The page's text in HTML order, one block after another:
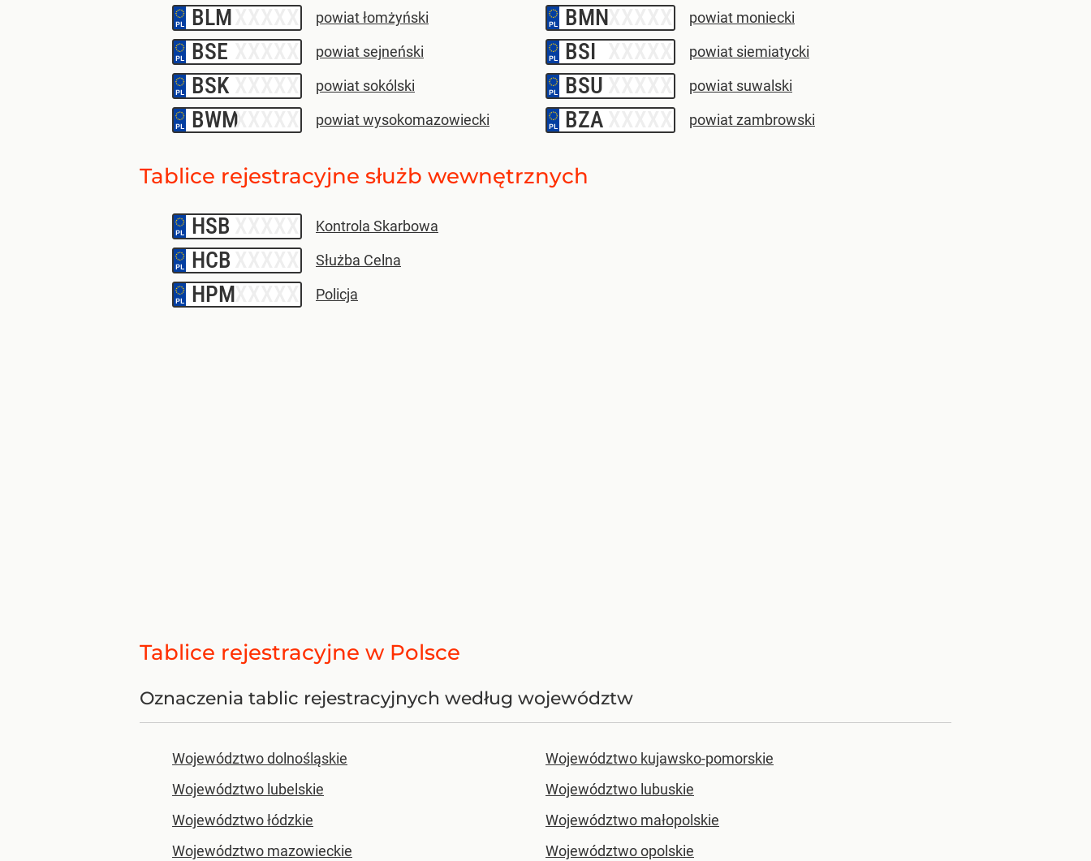
BLM powiat łomżyński BMN powiat moniecki
BSE powiat sejneński BSI powiat siemiatycki
BSK powiat sokólski BSU powiat suwalski
BWM powiat wysokomazowiecki BZA powiat zambrowski
Tablice rejestracyjne służb wewnętrznych
HSB Kontrola Skarbowa
HCB Służba Celna
HPM Policja
Tablice rejestracyjne w Polsce
Oznaczenia tablic rejestracyjnych według województw
Województwo dolnośląskie
Województwo kujawsko-pomorskie
Województwo lubelskie
Województwo lubuskie
Województwo łódzkie
Województwo małopolskie
Województwo mazowieckie
Województwo opolskie